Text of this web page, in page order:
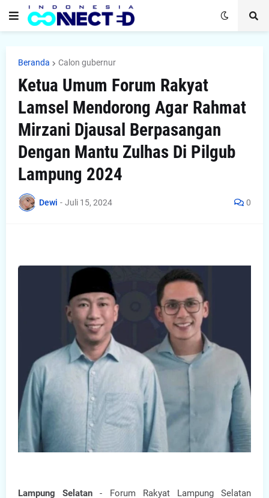
Beranda Calon gubernur
Ketua Umum Forum Rakyat
Lamsel Mendorong Agar Rahmat
Mirzani Djausal Berpasangan
Dengan Mantu Zulhas Di Pilgub
Lampung 2024
Dewi - Juli 15, 2024 0
Lampung Selatan - Forum Rakyat Lampung Selatan